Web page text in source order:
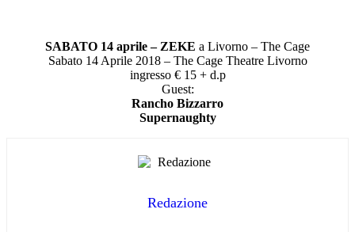
SABATO 14 aprile – ZEKE a Livorno – The Cage
Sabato 14 Aprile 2018 – The Cage Theatre Livorno
ingresso € 15 + d.p
Guest:
Rancho Bizzarro
Supernaughty
Redazione